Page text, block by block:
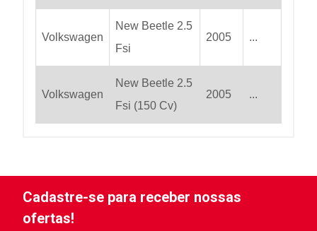
Volkswagen
New Beetle 2.5
Fsi
2005 ...
Volkswagen
New Beetle 2.5
Fsi (150 Cv)
2005 ...
Cadastre-se para receber nossas
ofertas!